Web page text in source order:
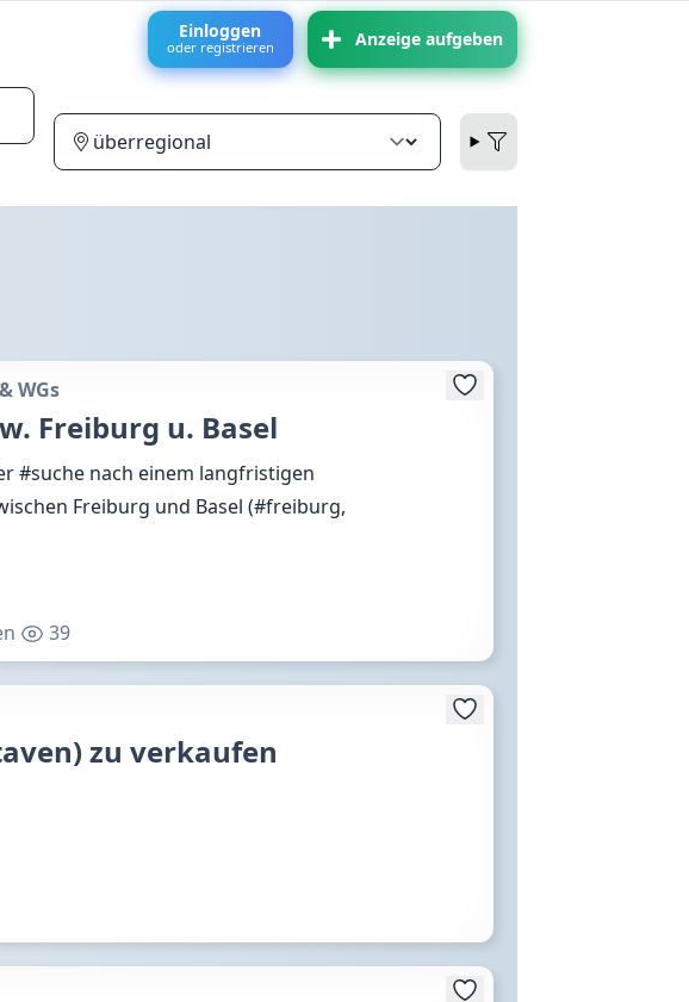
Einloggen
oder registrieren Anzeige aufgeben
WGs
Freiburg u. Basel
#suche nach einem langfristigen
Freiburg und Basel (#freiburg,
39
zu verkaufen